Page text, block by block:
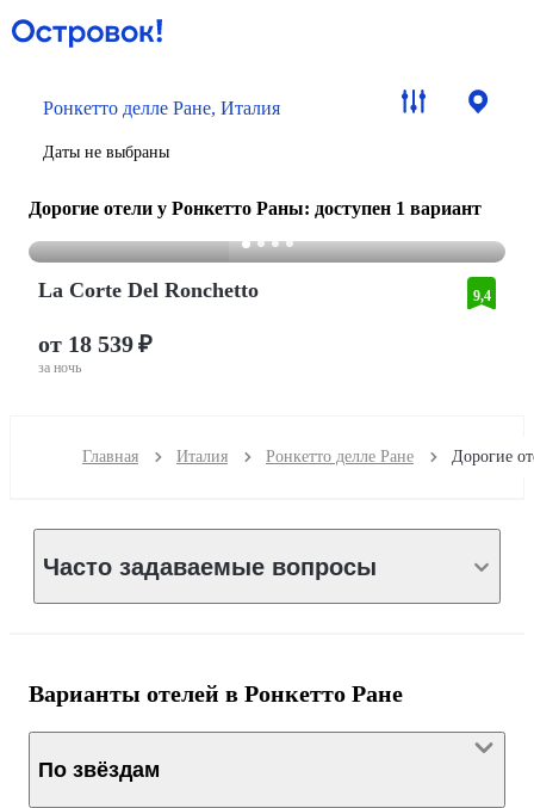
Ронкетто делле Ране, Италия
Даты не выбраны
Дорогие отели у Ронкетто Раны: доступен 1 вариант
La Corte Del Ronchetto 9,4
от 18 539 ₽
за ночь
Главная Италия Ронкетто делле Ране
Часто задаваемые вопросы
Варианты отелей в Ронкетто Ране
По звёздам